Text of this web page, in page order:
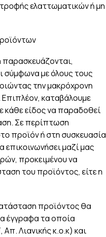
ελαττωματικών ή μη
σύμφωνα με όλους τους
την μακρόχρονη
καταβάλουμε
είδος να παραδοθεί
Σε περίπτωση
προϊόν ή στη συσκευασία
επικοινωνήσει μαζί μας
προκειμένου να
του προϊόντος, είτε η
προϊόντος θα
έγγραφα τα οποία
Λιανικής κ.ο.κ) και